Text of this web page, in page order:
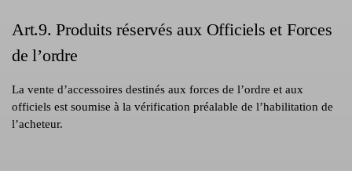
Art.9. Produits réservés aux Officiels et Forces
de l’ordre
La vente d’accessoires destinés aux forces de l’ordre et aux
officiels est soumise à la vérification préalable de l’habilitation de
l’acheteur.